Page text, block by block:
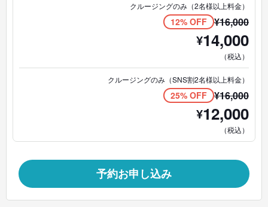
クルージングのみ（2名様以上料金）
12% OFF ¥16,000
¥14,000
（税込）
クルージングのみ（SNS割2名様以上料金）
25% OFF ¥16,000
¥12,000
（税込）
予約お申し込み